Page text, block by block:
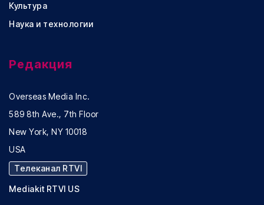
Культура
Наука и технологии
Редакция
Overseas Media Inc.
589 8th Ave., 7th Floor
New York, NY 10018
USA
Телеканал RTVI
Mediakit RTVI US